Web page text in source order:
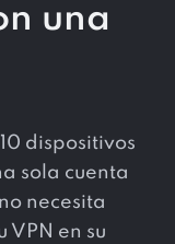
una
dispositivos
sola cuenta
necesita
VPN en su